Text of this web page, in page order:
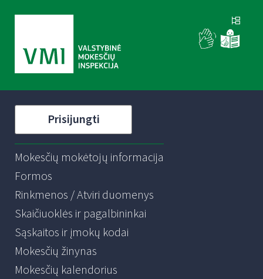
Prisijungti
Mokesčių mokėtojų informacija
Formos
Rinkmenos / Atviri duomenys
Skaičiuoklės ir pagalbininkai
Sąskaitos ir įmokų kodai
Mokesčių žinynas
Mokesčių kalendorius